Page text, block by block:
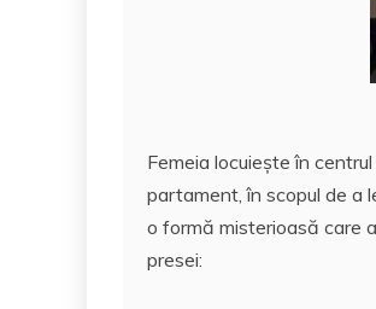
Femeia locuiește în
partament, în scopul de a
o formă misterioasă care
presei: